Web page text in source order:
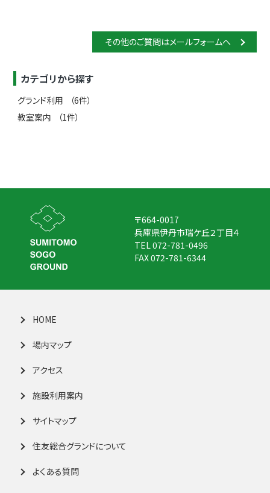
カテゴリから探す
グランド利用
6
教室案内
1
その他のご質問はメールフォームへ
〒664-0017
兵庫県伊丹市瑞ケ丘２丁目４
TEL 072-781-0496
FAX 072-781-6344
HOME
場内マップ
アクセス
施設利用案内
サイトマップ
住友総合グランドについて
よくある質問